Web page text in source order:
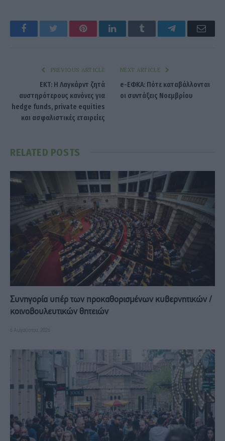
Facebook Twitter PinterestLinkedIn Tumblr Telegram
PREVIOUS ARTICLE
ΕΚΤ: Η Λαγκάρντ ζητά
αυστηρότερους κανόνες για
hedge funds, private equities
και ασφαλιστικές εταιρείες
NEXT ARTICLE
e-ΕΦΚΑ: Πότε καταβάλλονται
οι συντάξεις Νοεμβρίου
RELATED POSTS
Συνηγορία υπέρ των προκαθορισμένων κυβερνητικών /
κοινοβουλευτικών θητειών
6 Αυγούστου, 2026